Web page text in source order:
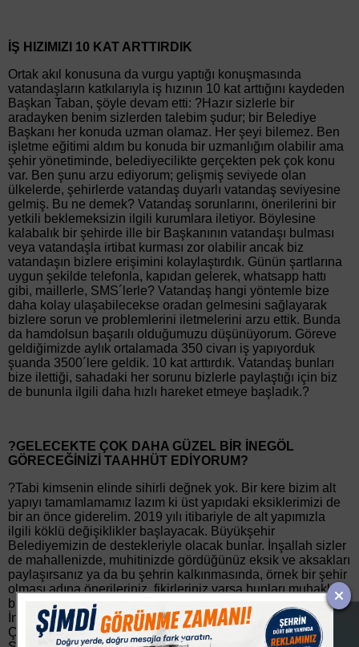
İŞ HIZIMIZI 10 KAT ARTTIRDIK
Ortak akıl konusuna da vurgu yaptığı konuşmasında
vatandaşların katkılarıyla iş hızının 10 kat arttığını kaydeden
Başkan Taban, şöyle devam etti: ?Hazır sizlerle bir
aradayken benim sizlerden talebim şudur; bir Belediye
Başkanı her konuda uzman olamaz. Her şeyi bilemez. Ben
işletme eğitimi aldım bu konuda bir uzmanlığım olabilir ama
şehir yönetiminde, belediyecilikte gerçekten pek çok konu
var. Ben şunu arzu ediyorum; gelişmiş seviyede olan
ülkelerde, şehirlerde vatandaş duyarlı vatandaş seviyesine
gelmiş. Bu ne demek? Vatandaş sorunlarını, önerilerini bir
yetkili beklemeksizin ilgili kurumlara iletiyor. Böylesine
kalabalık bir şehirde ille bir Başkanının vatandaşı bulması
veya vatandaşla irtibat kurması zor olabilir ancak biz
vatandaşın bizlere erişimini kolaylaştırdık. Günün şartlarına
uygun şekilde telefonla, kapıdan gelerek, whatsapp hattı
gibi, maillerle, SMS´lerle? Vatandaş hangi yöntemle bize
daha kolay ulaşabilecekse oradan gelmesini sağlayarak
bizlere sorun ve problemlerini iletmelerini arzu ettik. Bunda
da hamdolsun başarılı olduğumuzu düşünüyorum. Göreve
geldiğimizde aylık ortalamada 350 civarı iş yapıyorduk
şuanda 3500´lere geldik. 10 kat arttırdık. Vatandaş bunları
bize ilettiği, sahadaki her sorunu bizlerle paylaştığı için biz
de bununla ilgili daha hızlı hareket etmeye başladık.?
?GELECEKTE ÇOK DAHA GÜZEL BİR İNEGÖL
GÖRECEĞİNİZİ TAAHHÜT EDİYORUM?
?Tabi kimsenin elinde sihirli değnek yok. Bir kere bizim alt
yapıyı tamamlamamız lazım ki üst yapıdaki eksiklerimizi de
bir an önce giderelim. 2019 yılı itibariyle de alt yapımızla
ilgili köklü değişiklikler başlayacak. Büyükşehir
Belediyemizin de destekleriyle olacak bunlar. İnşallah sizler
de mahallenizde, muhitinizde gördüğünüz eksik ve aksakları
paylaşırsanız ya da bu şehrin kalkınmasında, örnek bir şehir
olması adına önerileriniz, fikirleriniz varsa bunları muhakkak
bizlere iletin. İnşallah gelecekte ben çok daha güzel bir
İnegöl göreceğimizi şimdiden sizlere taahhüt edebiliyorum.
Çünkü bunun için yapılması gerekenler çok basit ve belli.